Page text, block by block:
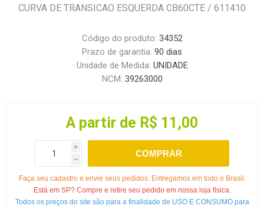
CURVA DE TRANSICAO ESQUERDA CB60CTE / 611410
Código do produto: 34352
Prazo de garantia: 90 dias
Unidade de Medida: UNIDADE
NCM: 39263000
A partir de R$ 11,00
i
h
COMPRAR
Faça seu cadastro e envie seus pedidos. Entregamos em todo o Brasil.
Está em SP? Compre e retire seu pedido em nossa loja física.
Todos os preços do site são para a finalidade de USO E CONSUMO para